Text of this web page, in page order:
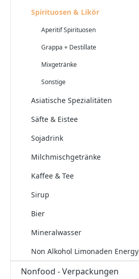
Spirituosen & Likör
Aperitif Spirituosen
Grappa + Destillate
Mixgetränke
Sonstige
Asiatische Spezialitäten
Säfte & Eistee
Sojadrink
Milchmischgetränke
Kaffee & Tee
Sirup
Bier
Mineralwasser
Non Alkohol Limonaden Energy
Nonfood - Verpackungen